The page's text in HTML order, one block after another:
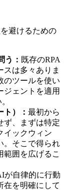
避けるための
う： 既存のRPA
は多々ありま
のツールを使い
ジェントを適用
）： 最初から
ず、まずは特定
イックウィン
。そこで得られ
範囲を広げるこ
が自律的に行動
在を明確にして